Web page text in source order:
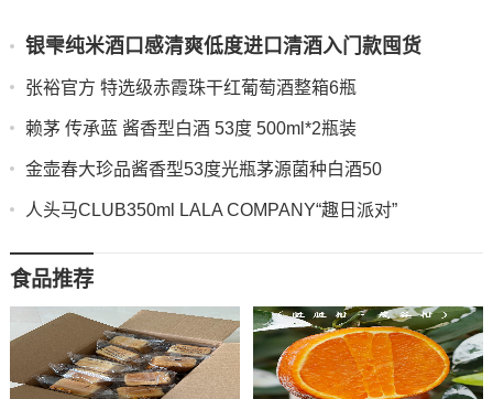
银雫纯米酒口感清爽低度进口清酒入门款囤货
张裕官方 特选级赤霞珠干红葡萄酒整箱6瓶
赖茅 传承蓝 酱香型白酒 53度 500ml*2瓶装
金壶春大珍品酱香型53度光瓶茅源菌种白酒50
人头马CLUB350ml LALA COMPANY“趣日派对”
食品推荐